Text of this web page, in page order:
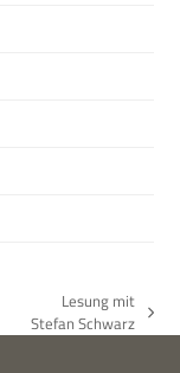
Nächster
Lesung mit
Stefan Schwarz